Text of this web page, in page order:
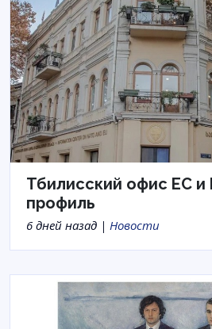
Тбилисский офис ЕС
профиль
6 дней назад | Новости